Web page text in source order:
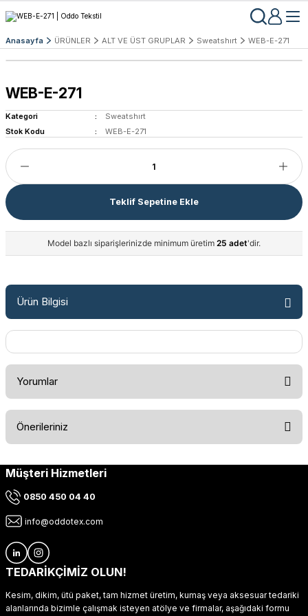
Anasayfa ÜRÜNLER ALT VE ÜST GRUPLAR Sweatshırt WEB-E-271
WEB-E-271
Kategori
Sweatshırt
Stok Kodu
WEB-E-271
Teklif Sepetine Ekle
Model bazlı siparişlerinizde minimum üretim 25 adet'dir.
Ürün Bilgisi
Yorumlar
Önerileriniz
Bu ürünün fiyat bilgisi, resim, ürün açıklamalarında ve diğer
kullanarak tarafımıza iletebilirsiniz.
Ürün resmi kalitesiz, bozuk veya görüntülenemiyor.
Ürün açıklamasında eksik bilgiler bulunuyor.
Ürün fiyatı diğer sitelerden daha pahalı.
Müşteri Hizmetleri
0850 450 04 40
info@oddotex.com
TEDARİKÇİMİZ OLUN!
Kesim, dikim, ütü paket, tam hizmet üretim, kumaş veya aksesuar tedariki
alanlarında bizimle çalışmak isteyen atölye ve firmalar, aşağıdaki formu